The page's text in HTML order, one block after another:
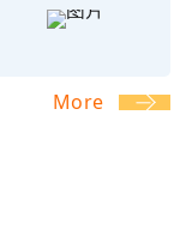
More